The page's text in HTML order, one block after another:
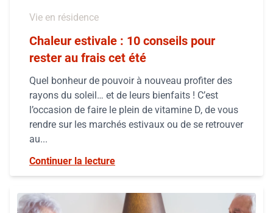
Vie en résidence
Chaleur estivale : 10 conseils pour
rester au frais cet été
Quel bonheur de pouvoir à nouveau profiter des
rayons du soleil… et de leurs bienfaits ! C’est
l’occasion de faire le plein de vitamine D, de vous
rendre sur les marchés estivaux ou de se retrouver
au...
Continuer la lecture